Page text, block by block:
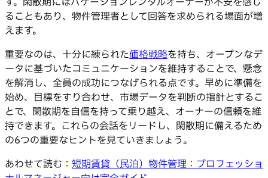
ることもあり、物件管理者として回答を求められる場面が増
えます。
重要なのは、十分に練られた価格戦略を持ち、オープンなデ
ータに基づいたコミュニケーションを維持することで、懸念
を解消し、全員の成功につなげられる点です。早めに準備を
始め、目標をすり合わせ、市場データを判断の指針とするこ
とで、閑散期を自信を持って乗り越え、オーナーの信頼を維
持できます。これらの会話をリードし、閑散期に備えるため
の6つの重要なヒントを見ていきましょう。
あわせて読む： 短期賃貸（民泊）物件管理：プロフェッショ